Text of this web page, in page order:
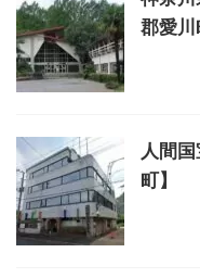
郡愛川
人間
町】